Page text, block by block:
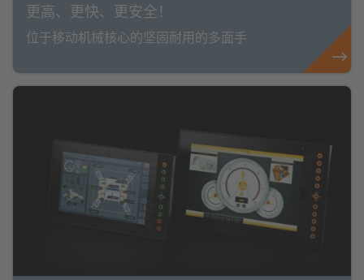
更高、更快、更安全！
位于移动机械核心的坚固耐用的多面手